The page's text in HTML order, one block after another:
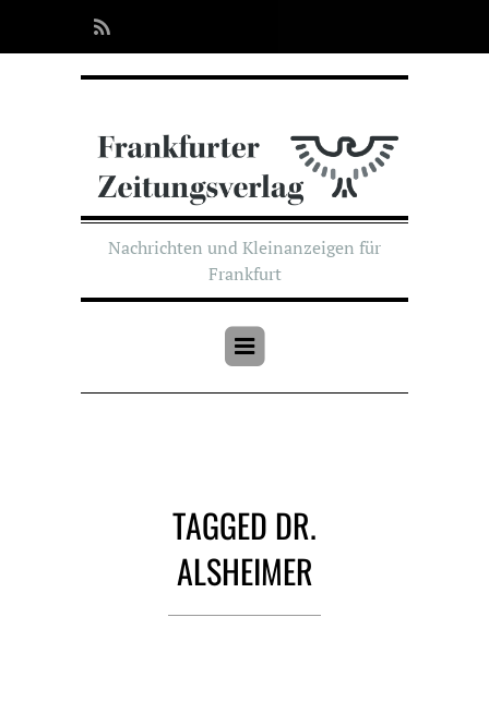
Nachrichten und Kleinanzeigen für
Frankfurt
TAGGED DR.
ALSHEIMER